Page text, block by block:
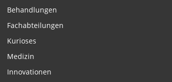
Behandlungen
Fachabteilungen
Kurioses
Medizin
Innovationen